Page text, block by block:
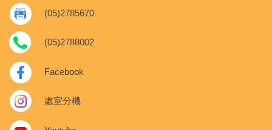
(05)2785670
(05)2788002
Facebook
處室分機